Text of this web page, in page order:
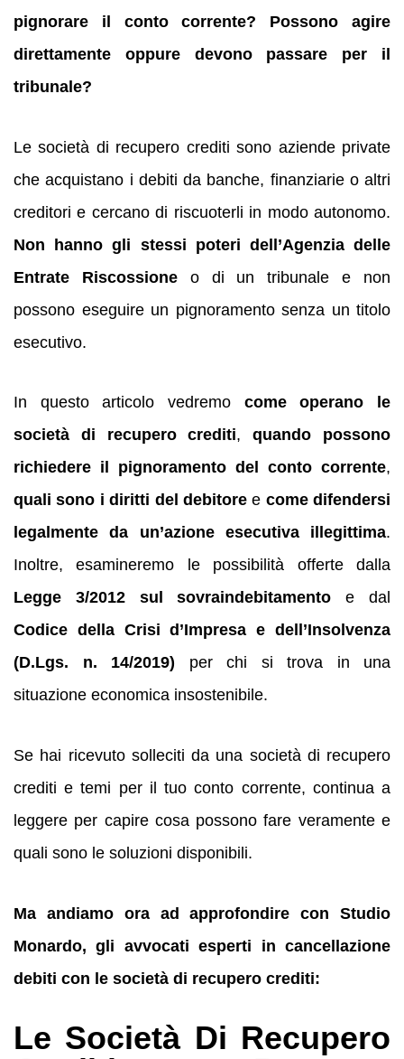
pignorare il conto corrente? Possono agire
direttamente oppure devono passare per il
tribunale?
Le società di recupero crediti sono aziende private
che acquistano i debiti da banche, finanziarie o altri
creditori e cercano di riscuoterli in modo autonomo.
Non hanno gli stessi poteri dell’Agenzia delle
Entrate Riscossioneo di un tribunale e non
possono eseguire un pignoramento senza un titolo
esecutivo.
In questo articolo vedremo come operano le
società di recupero crediti,quando possono
richiedere il pignoramento del conto corrente,
quali sono i diritti del debitoree come difendersi
legalmente da un’azione esecutiva illegittima.
Inoltre, esamineremo le possibilità offerte dalla
Legge 3/2012 sul sovraindebitamento e dal
Codice della Crisi d’Impresa e dell’Insolvenza
(D.Lgs. n. 14/2019) per chi si trova in una
situazione economica insostenibile.
Se hai ricevuto solleciti da una società di recupero
crediti e temi per il tuo conto corrente, continua a
leggere per capire cosa possono fare veramente e
quali sono le soluzioni disponibili.
Ma andiamo ora ad approfondire con Studio
Monardo, gli avvocati esperti in cancellazione
debiti con le società di recupero crediti:
Le Società Di Recupero